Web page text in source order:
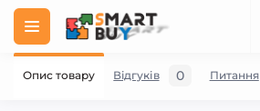
Опис товару Відгуків 0 Питання